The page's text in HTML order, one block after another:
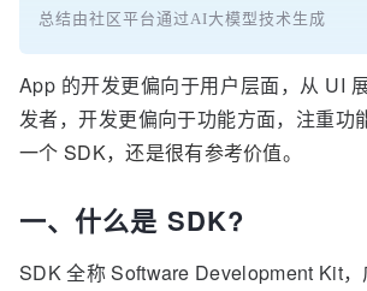
总结由社区平台通过AI大模型技术生成
App 的开发更偏向于用户层面，从 UI
发者，开发更偏向于功能方面，注重功
一个 SDK，还是很有参考价值。
一、什么是 SDK?
SDK 全称 Software Development Kit